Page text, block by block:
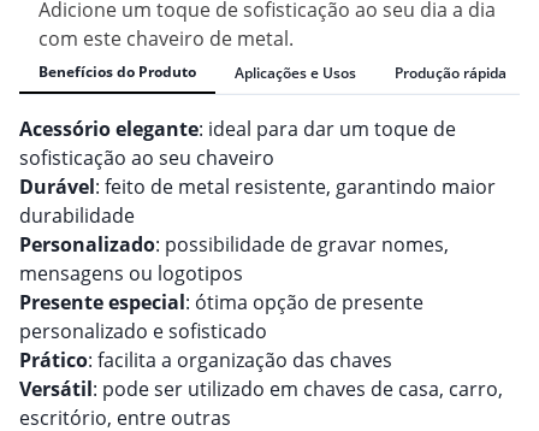
Adicione um toque de sofisticação ao seu dia a dia
com este chaveiro de metal.
Benefícios do Produto Aplicações e Usos Produção rápida
Acessório elegante: ideal para dar um toque de
sofisticação ao seu chaveiro
Durável: feito de metal resistente, garantindo maior
durabilidade
Personalizado: possibilidade de gravar nomes,
mensagens ou logotipos
Presente especial: ótima opção de presente
personalizado e sofisticado
Prático: facilita a organização das chaves
Versátil: pode ser utilizado em chaves de casa, carro,
escritório, entre outras